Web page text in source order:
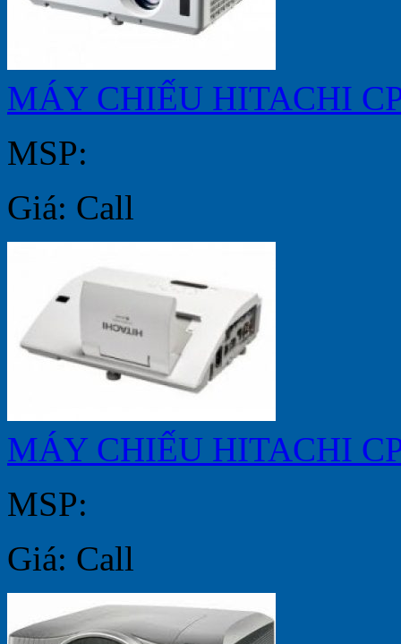
MÁY CHIẾU HITACHI
MSP:
Giá: Call
MÁY CHIẾU HITACHI
MSP:
Giá: Call